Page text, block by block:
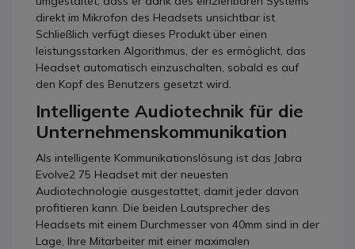
direkt im Mikrofon des Headsets unsichtbar ist.
Schließlich verfügt dieses Produkt über einen
leistungsstarken Algorithmus, der es ermöglicht, das
Headset automatisch einzuschalten, sobald es auf
den Kopf des Benutzers gesetzt wird.
Intelligente Audiotechnik für die
Unternehmenskommunikation
Als intelligente Kommunikationslösung ist das Jabra
Evolve2 75 Headset mit der neuesten
Audiotechnologie ausgestattet, damit jeder davon
profitieren kann. Die beiden Lautsprecher des
Headsets mit einem Durchmesser von 40mm sind in der
Lage, Ihre Mitarbeiter mit einer maximalen